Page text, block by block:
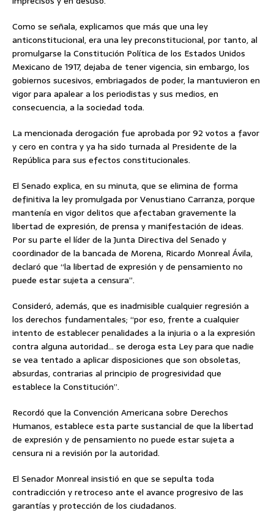
Como se señala, explicamos que más que una ley
anticonstitucional, era una ley preconstitucional, por tanto, al
promulgarse la Constitución Política de los Estados Unidos
Mexicano de 1917, dejaba de tener vigencia, sin embargo, los
gobiernos sucesivos, embriagados de poder, la mantuvieron en
vigor para apalear a los periodistas y sus medios, en
consecuencia, a la sociedad toda.
La mencionada derogación fue aprobada por 92 votos a favor
y cero en contra y ya ha sido turnada al Presidente de la
República para sus efectos constitucionales.
El Senado explica, en su minuta, que se elimina de forma
definitiva la ley promulgada por Venustiano Carranza, porque
mantenía en vigor delitos que afectaban gravemente la
libertad de expresión, de prensa y manifestación de ideas.
Por su parte el líder de la Junta Directiva del Senado y
coordinador de la bancada de Morena, Ricardo Monreal Ávila,
declaró que “la libertad de expresión y de pensamiento no
puede estar sujeta a censura”.
Consideró, además, que es inadmisible cualquier regresión a
los derechos fundamentales; “por eso, frente a cualquier
intento de establecer penalidades a la injuria o a la expresión
contra alguna autoridad… se deroga esta Ley para que nadie
se vea tentado a aplicar disposiciones que son obsoletas,
absurdas, contrarias al principio de progresividad que
establece la Constitución”.
Recordó que la Convención Americana sobre Derechos
Humanos, establece esta parte sustancial de que la libertad
de expresión y de pensamiento no puede estar sujeta a
censura ni a revisión por la autoridad.
El Senador Monreal insistió en que se sepulta toda
contradicción y retroceso ante el avance progresivo de las
garantías y protección de los ciudadanos.